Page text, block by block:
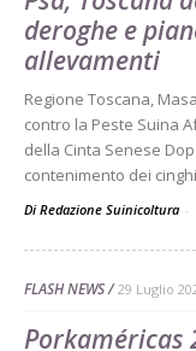
deroghe e
allevamenti
Regione Toscana,
contro la Peste Suina
della Cinta Senese
contenimento dei
Di Redazione Suinicoltura -
FLASH NEWS 29 Luglio
Porkaméricas